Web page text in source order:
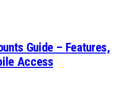
Guide – Features,
Access